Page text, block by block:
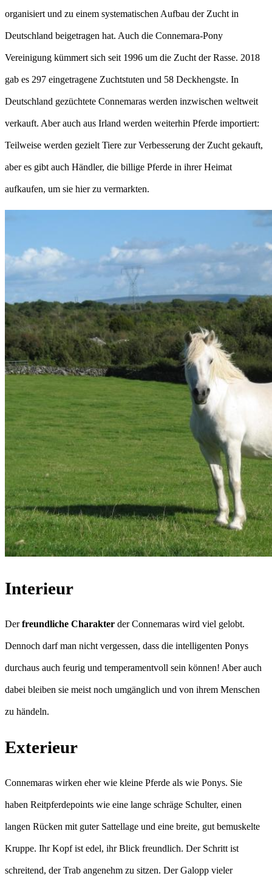
organisiert und zu einem systematischen Aufbau der Zucht in
Deutschland beigetragen hat. Auch die Connemara-Pony
Vereinigung kümmert sich seit 1996 um die Zucht der Rasse. 2018
gab es 297 eingetragene Zuchtstuten und 58 Deckhengste. In
Deutschland gezüchtete Connemaras werden inzwischen weltweit
verkauft. Aber auch aus Irland werden weiterhin Pferde importiert:
Teilweise werden gezielt Tiere zur Verbesserung der Zucht gekauft,
aber es gibt auch Händler, die billige Pferde in ihrer Heimat
aufkaufen, um sie hier zu vermarkten.
Interieur
Derfreundliche Charakter der Connemaras wird viel gelobt.
Dennoch darf man nicht vergessen, dass die intelligenten Ponys
durchaus auch feurig und temperamentvoll sein können! Aber auch
dabei bleiben sie meist noch umgänglich und von ihrem Menschen
zu händeln.
Exterieur
Connemaras wirken eher wie kleine Pferde als wie Ponys. Sie
haben Reitpferdepoints wie eine lange schräge Schulter, einen
langen Rücken mit guter Sattellage und eine breite, gut bemuskelte
Kruppe. Ihr Kopf ist edel, ihr Blick freundlich. Der Schritt ist
schreitend, der Trab angenehm zu sitzen. Der Galopp vieler